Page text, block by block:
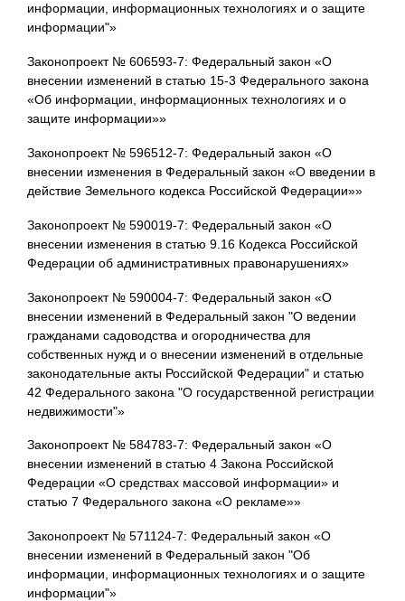
информации, информационных технологиях и о защите
информации"»
Законопроект № 606593-7: Федеральный закон «О
внесении изменений в статью 15-3 Федерального закона
«Об информации, информационных технологиях и о
защите информации»»
Законопроект № 596512-7: Федеральный закон «О
внесении изменения в Федеральный закон «О введении в
действие Земельного кодекса Российской Федерации»»
Законопроект № 590019-7: Федеральный закон «О
внесении изменения в статью 9.16 Кодекса Российской
Федерации об административных правонарушениях»
Законопроект № 590004-7: Федеральный закон «О
внесении изменений в Федеральный закон "О ведении
гражданами садоводства и огородничества для
собственных нужд и о внесении изменений в отдельные
законодательные акты Российской Федерации" и статью
42 Федерального закона "О государственной регистрации
недвижимости"»
Законопроект № 584783-7: Федеральный закон «О
внесении изменений в статью 4 Закона Российской
Федерации «О средствах массовой информации» и
статью 7 Федерального закона «О рекламе»»
Законопроект № 571124-7: Федеральный закон «О
внесении изменений в Федеральный закон "Об
информации, информационных технологиях и о защите
информации"»